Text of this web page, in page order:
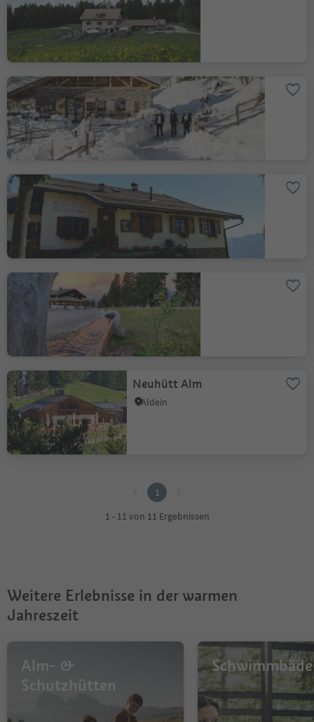
Radein, Aldein
Cisloner Alm
Truden
Krabes Alm
Altrei
Auerleger
Aldein
Neuhütt Alm
Aldein
1
1 - 11 von 11 Ergebnissen
Weitere Erlebnisse in der warmen
Jahreszeit
Alm- &
Schutzhütten